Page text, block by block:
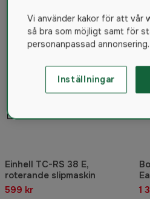
Einhell TC-RS 38 E,
roterande slipmaskin
599 kr
1
Vi använder kakor för att vår
så bra som möjligt samt för
personanpassad annonsering.
Inställningar